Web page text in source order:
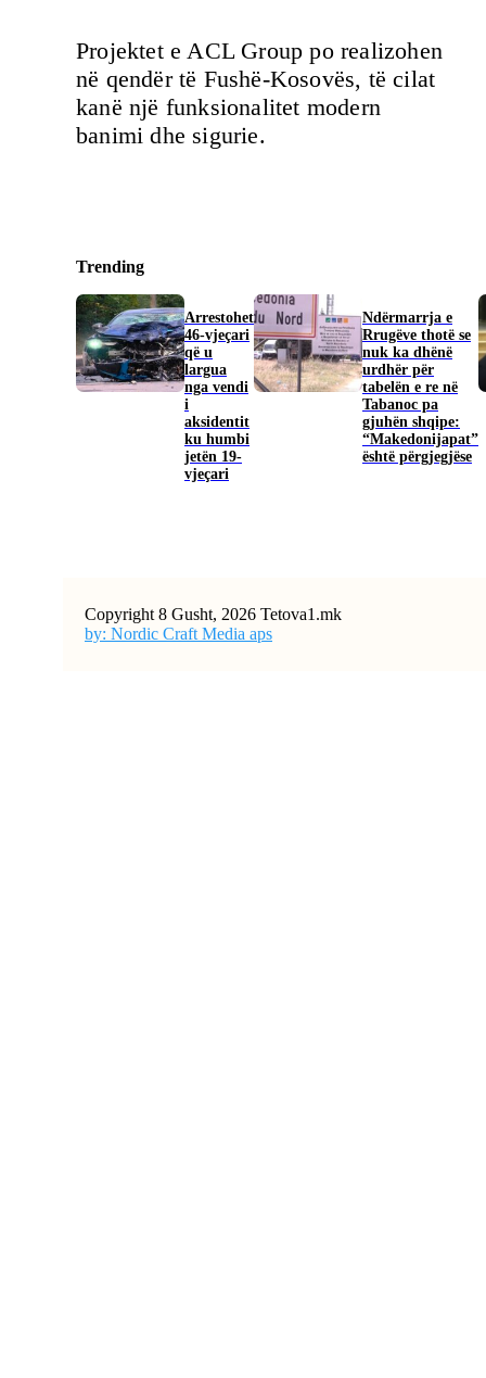
Projektet e ACL Group po realizohen
në qendër të Fushë-Kosovës, të cilat
kanë një funksionalitet modern
banimi dhe sigurie.
Trending
Arrestohet
46-vjeçari
që u
largua
nga vendi
i
aksidentit
ku humbi
jetën 19-
vjeçari
Ndërmarrja e
Rrugëve thotë se
nuk ka dhënë
urdhër për
tabelën e re në
Tabanoc pa
gjuhën shqipe:
“Makedonijapat”
është përgjegjëse
Copyright 8 Gusht, 2026 Tetova1.mk
by: Nordic Craft Media aps